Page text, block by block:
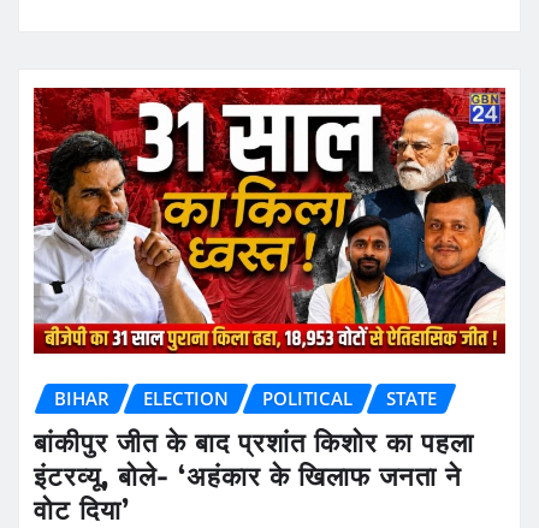
BIHAR ELECTION POLITICAL STATE
बांकीपुर जीत के बाद प्रशांत किशोर का पहला
इंटरव्यू, बोले- ‘अहंकार के खिलाफ जनता ने
वोट दिया’